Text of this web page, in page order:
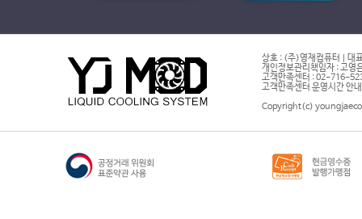
상호 : (주)영재컴퓨터 | 대
개인정보관리책임자 : 고영
고객만족센터 : 02-716-
고객만족센터 운영시간 안
Copyright(c)